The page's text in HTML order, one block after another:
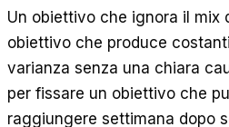
Un obiettivo che ignora il mix
obiettivo che produce
varianza senza una chiara
per fissare un obiettivo che
raggiungere settimana dopo